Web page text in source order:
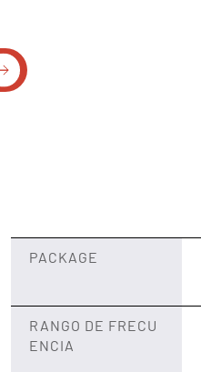
PACKAGE
RANGO DE FRECU
ENCIA